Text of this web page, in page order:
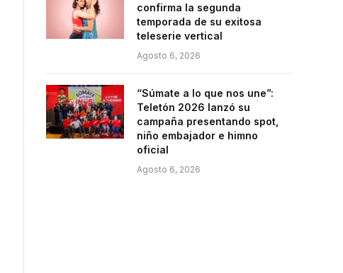
confirma la segunda
temporada de su exitosa
teleserie vertical
Agosto 6, 2026
“Súmate a lo que nos une”:
Teletón 2026 lanzó su
campaña presentando spot,
niño embajador e himno
oficial
Agosto 6, 2026